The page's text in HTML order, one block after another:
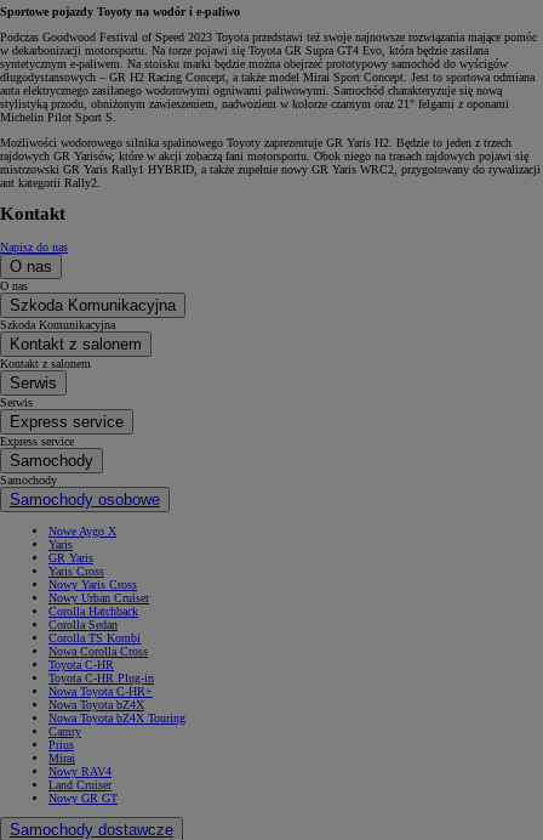
Sportowe pojazdy Toyoty na wodór i e-paliwo
Podczas Goodwood Festival of Speed 2023 Toyota przedstawi też swoje najnowsze rozwiązania mające pomóc
w dekarbonizacji motorsportu. Na torze pojawi się Toyota GR Supra GT4 Evo, która będzie zasilana
syntetycznym e-paliwem. Na stoisku marki będzie można obejrzeć prototypowy samochód do wyścigów
długodystansowych – GR H2 Racing Concept, a także model Mirai Sport Concept. Jest to sportowa odmiana
auta elektrycznego zasilanego wodorowymi ogniwami paliwowymi. Samochód charakteryzuje się nową
stylistyką przodu, obniżonym zawieszeniem, nadwoziem w kolorze czarnym oraz 21" felgami z oponami
Michelin Pilot Sport S.
Możliwości wodorowego silnika spalinowego Toyoty zaprezentuje GR Yaris H2. Będzie to jeden z trzech
rajdowych GR Yarisów, które w akcji zobaczą fani motorsportu. Obok niego na trasach rajdowych pojawi się
mistrzowski GR Yaris Rally1 HYBRID, a także zupełnie nowy GR Yaris WRC2, przygotowany do rywalizacji
aut kategorii Rally2.
Kontakt
Napisz do nas
O nas
O nas
Szkoda Komunikacyjna
Szkoda Komunikacyjna
Kontakt z salonem
Kontakt z salonem
Serwis
Serwis
Express service
Express service
Samochody
Samochody
Samochody osobowe
Nowe Aygo X
Yaris
GR Yaris
Yaris Cross
Nowy Yaris Cross
Nowy Urban Cruiser
Corolla Hatchback
Corolla Sedan
Corolla TS Kombi
Nowa Corolla Cross
Toyota C-HR
Toyota C-HR Plug-in
Nowa Toyota C-HR+
Nowa Toyota bZ4X
Nowa Toyota bZ4X Touring
Camry
Prius
Mirai
Nowy RAV4
Land Cruiser
Nowy GR GT
Samochody dostawcze